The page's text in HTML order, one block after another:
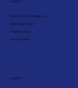
CONTATTI
Piazza di Porta Castiglione, 14
40136, Bologna (BO)
info@leanbet.eu
+39 376 210 8166
LEANBET